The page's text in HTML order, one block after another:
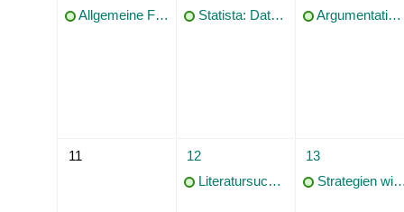
Allgemeine Führung für Einzelpersonen
Statista: Daten finden, analysieren und präsentieren
Argumentation und Struktur akademischer Texte: Geübtes Argumentieren
Keine Termine, Montag, 11. Mai
11 1 Termin, Dienstag, 12. Mai
12
Literatursuche Landeskunde Baden-Württemberg
1 Termin,
13
Strategien wissenschaftlichen Schreibens: Methoden für wissenschaftliche Schreibprojekte